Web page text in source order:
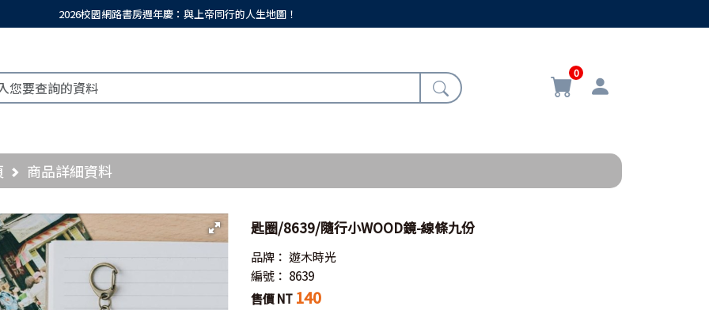
2026校園網路書房週年慶：與上帝同行的人生地圖！
0
商品詳細資料
匙圈/8639/隨行小WOOD鏡-線條九份
品牌：遊木時光
編號： 8639
售價 NT 140